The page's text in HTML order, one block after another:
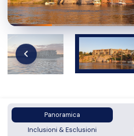
Panoramica
Inclusioni & Esclusioni